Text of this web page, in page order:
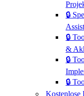
🔒
🔒
&
🔒
🔒
Kostenlose